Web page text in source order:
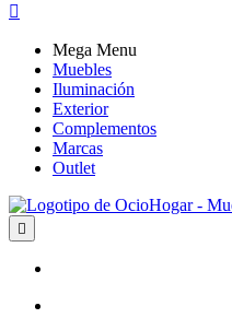

Mega Menu
Muebles
Iluminación
Exterior
Complementos
Marcas
Outlet
